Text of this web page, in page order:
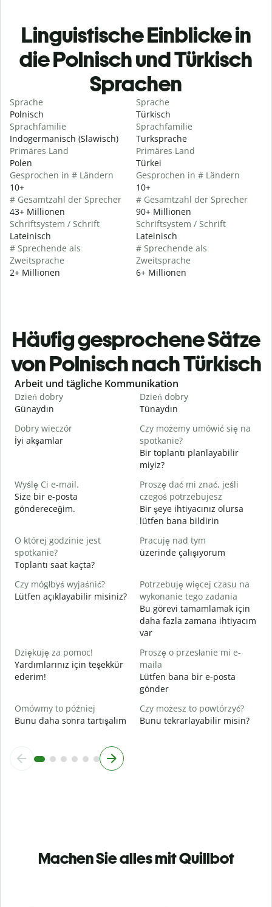
Linguistische Einblicke in
die Polnisch und Türkisch
Sprachen
Sprache
Polnisch
Sprachfamilie
Indogermanisch (Slawisch)
Primäres Land
Polen
Gesprochen in # Ländern
10+
# Gesamtzahl der Sprecher
43+ Millionen
Schriftsystem / Schrift
Lateinisch
# Sprechende als
Zweitsprache
2+ Millionen
Sprache
Türkisch
Sprachfamilie
Turksprache
Primäres Land
Türkei
Gesprochen in # Ländern
10+
# Gesamtzahl der Sprecher
90+ Millionen
Schriftsystem / Schrift
Lateinisch
# Sprechende als
Zweitsprache
6+ Millionen
Häufig gesprochene Sätze
von Polnisch nach Türkisch
Slide 1 of 6
Arbeit und tägliche Kommunikation
Dzień dobry
Günaydın
Dzień dobry
Tünaydın
Dobry wieczór
İyi akşamlar
Czy możemy umówić się na
spotkanie?
Bir toplantı planlayabilir
miyiz?
Wyślę Ci e-mail.
Size bir e-posta
göndereceğim.
Proszę dać mi znać, jeśli
czegoś potrzebujesz
Bir şeye ihtiyacınız olursa
lütfen bana bildirin
O której godzinie jest
spotkanie?
Toplantı saat kaçta?
Pracuję nad tym
üzerinde çalışıyorum
Czy mógłbyś wyjaśnić?
Lütfen açıklayabilir misiniz?
Potrzebuję więcej czasu na
wykonanie tego zadania
Bu görevi tamamlamak için
daha fazla zamana ihtiyacım
var
Dziękuję za pomoc!
Yardımlarınız için teşekkür
ederim!
Proszę o przesłanie mi e-
maila
Lütfen bana bir e-posta
gönder
Omówmy to później
Bunu daha sonra tartışalım
Czy możesz to powtórzyć?
Bunu tekrarlayabilir misin?
Machen Sie alles mit Quillbot